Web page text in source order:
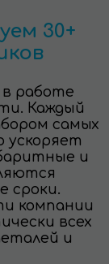
30+
работе
Каждый
самых
ускоряет
и
сроки.
компании
всех
и